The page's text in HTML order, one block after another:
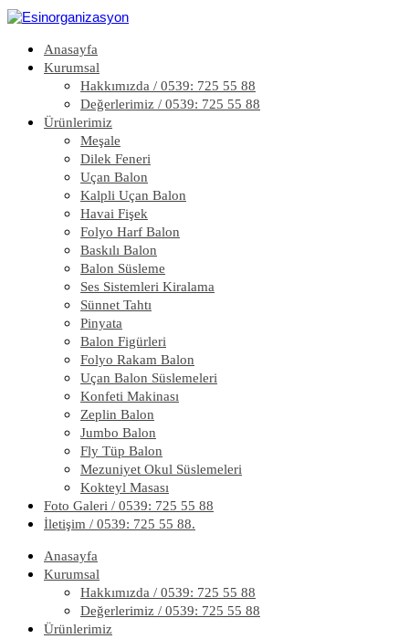
Anasayfa
Kurumsal
Hakkımızda / 0539: 725 55 88
Değerlerimiz / 0539: 725 55 88
Ürünlerimiz
Meşale
Dilek Feneri
Uçan Balon
Kalpli Uçan Balon
Havai Fişek
Folyo Harf Balon
Baskılı Balon
Balon Süsleme
Ses Sistemleri Kiralama
Sünnet Tahtı
Pinyata
Balon Figürleri
Folyo Rakam Balon
Uçan Balon Süslemeleri
Konfeti Makinası
Zeplin Balon
Jumbo Balon
Fly Tüp Balon
Mezuniyet Okul Süslemeleri
Kokteyl Masası
Foto Galeri / 0539: 725 55 88
İletişim / 0539: 725 55 88.
Anasayfa
Kurumsal
Hakkımızda / 0539: 725 55 88
Değerlerimiz / 0539: 725 55 88
Ürünlerimiz